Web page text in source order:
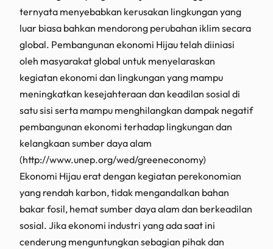
ternyata menyebabkan kerusakan lingkungan yang
luar biasa bahkan mendorong perubahan iklim secara
global. Pembangunan ekonomi Hijau telah diiniasi
oleh masyarakat global untuk menyelaraskan
kegiatan ekonomi dan lingkungan yang mampu
meningkatkan kesejahteraan dan keadilan sosial di
satu sisi serta mampu menghilangkan dampak negatif
pembangunan ekonomi terhadap lingkungan dan
kelangkaan sumber daya alam
(http://www.unep.org/wed/greeneconomy)
Ekonomi Hijau erat dengan kegiatan perekonomian
yang rendah karbon, tidak mengandalkan bahan
bakar fosil, hemat sumber daya alam dan berkeadilan
sosial. Jika ekonomi industri yang ada saat ini
cenderung menguntungkan sebagian pihak dan